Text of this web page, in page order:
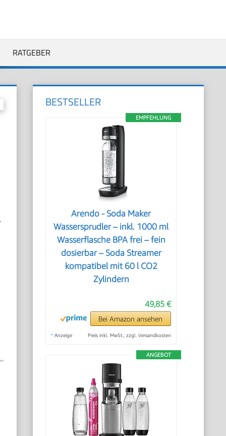
RATGEBER
BESTSELLER
EMPFEHLUNG
Arendo - Soda Maker
Wassersprudler – inkl. 1000 ml
Wasserflasche BPA frei – fein
dosierbar – Soda Streamer
kompatibel mit 60 l CO2
Zylindern
49,85 €
Bei Amazon ansehen
* Anzeige Preis inkl. MwSt., zzgl. Versandkosten
ANGEBOT